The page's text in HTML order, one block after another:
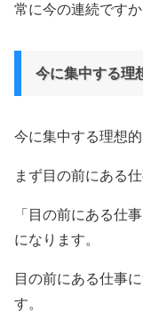
常に今の連続です
今に集中する理
今に集中する理想
まず目の前にある
「目の前にある仕
になります。
目の前にある仕事
す。